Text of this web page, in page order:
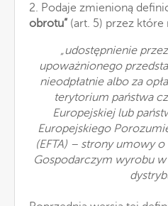
2. Podaje zmienioną
obrotu” (art. 5) przez
„udostępnienie
upoważnionego
nieodpłatnie albo za
terytorium państwa
Europejskiej lub
Europejskiego
(EFTA) – strony umowy
Gospodarczym wyrobu